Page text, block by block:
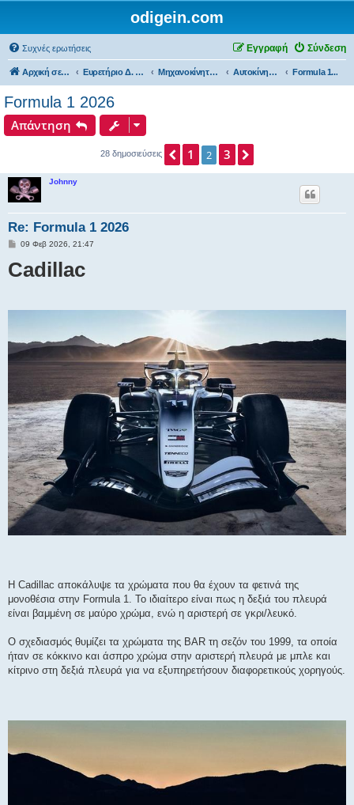
odigein.com
Συχνές ερωτήσεις Σύνδεση
Εγγραφή
Αρχική σελίδα Ευρετήριο Δ. Συζήτησης Μηχανοκίνητος αθλητισμός και μη... Αυτοκίνητα... Formula 1...
Formula 1 2026
Απάντηση
28 δημοσιεύσεις Προηγούμενη
1 2 3
Johnny
Re: Formula 1 2026
Δ
μ
ο
υ
09 Φεβ 2026, 21:47
Cadillac
Η Cadillac αποκάλυψε τα χρώματα που θα έχουν τα φετινά της
μονοθέσια στην Formula 1. Το ιδιαίτερο είναι πως η δεξιά του πλευρά
είναι βαμμένη σε μαύρο χρώμα, ενώ η αριστερή σε γκρι/λευκό.
Ο σχεδιασμός θυμίζει τα χρώματα της BAR τη σεζόν του 1999, τα οποία
ήταν σε κόκκινο και άσπρο χρώμα στην αριστερή πλευρά με μπλε και
κίτρινο στη δεξιά πλευρά για να εξυπηρετήσουν διαφορετικούς χορηγούς.